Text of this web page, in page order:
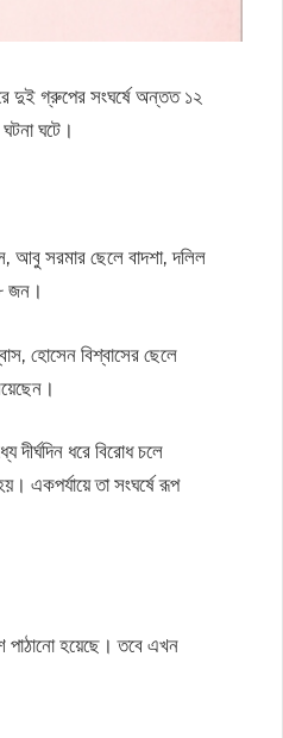
দুই গ্রুপের সংঘর্ষে অন্তত ১২
ঘটে।
আবু সরমার ছেলে বাদশা, দলিল
জন।
হোসেন বিশ্বাসের ছেলে
ধরে বিরোধ চলে
একপর্যায়ে তা সংঘর্ষে রূপ
পাঠানো হয়েছে। তবে এখন